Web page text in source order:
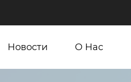
Новости О Нас